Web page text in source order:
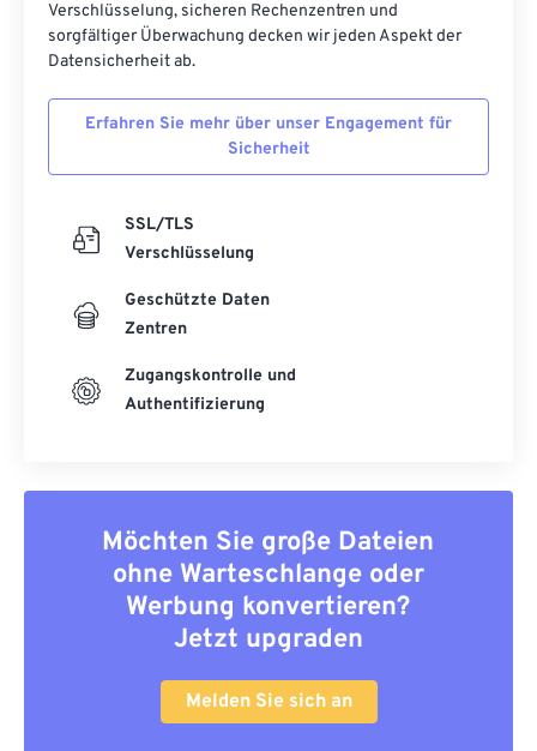
Verschlüsselung, sicheren Rechenzentren und
sorgfältiger Überwachung decken wir jeden Aspekt der
Datensicherheit ab.
Erfahren Sie mehr über unser Engagement für
Sicherheit
SSL/TLS
Verschlüsselung
Geschützte Daten
Zentren
Zugangskontrolle und
Authentifizierung
Möchten Sie große Dateien
ohne Warteschlange oder
Werbung konvertieren?
Jetzt upgraden
Melden Sie sich an